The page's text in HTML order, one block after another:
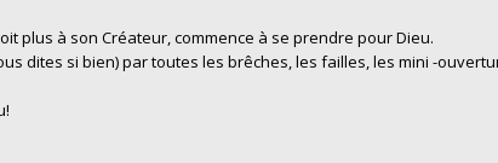
plus à son Créateur, commence à se prendre pour Dieu.
dites si bien) par toutes les brêches, les failles, les mini -